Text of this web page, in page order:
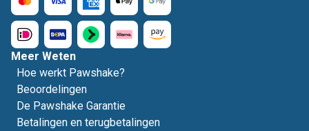
Meer Weten
Hoe werkt Pawshake?
Beoordelingen
De Pawshake Garantie
Betalingen en terugbetalingen